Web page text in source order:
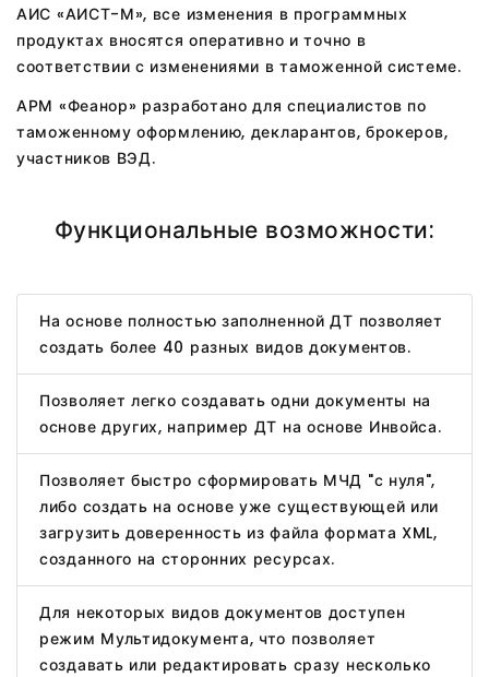
АИС «АИСТ-М», все изменения в программных
продуктах вносятся оперативно и точно в
соответствии с изменениями в таможенной системе.
АРМ «Феанор» разработано для специалистов по
таможенному оформлению, декларантов, брокеров,
участников ВЭД.
Функциональные возможности:
На основе полностью заполненной ДТ позволяет
создать более 40 разных видов документов.
Позволяет легко создавать одни документы на
основе других, например ДТ на основе Инвойса.
Позволяет быстро сформировать МЧД "с нуля",
либо создать на основе уже существующей или
загрузить доверенность из файла формата XML,
созданного на сторонних ресурсах.
Для некоторых видов документов доступен
режим Мультидокумента, что позволяет
создавать или редактировать сразу несколько